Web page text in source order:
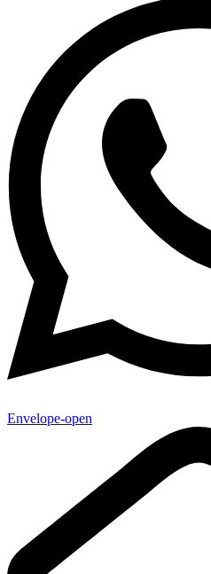
Envelope-open